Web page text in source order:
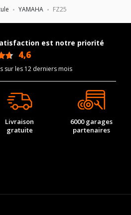
YAMAHA FZ25
est notre priorité
4,6
sur les 12 derniers mois
Livraison
gratuite
6000 garages
partenaires